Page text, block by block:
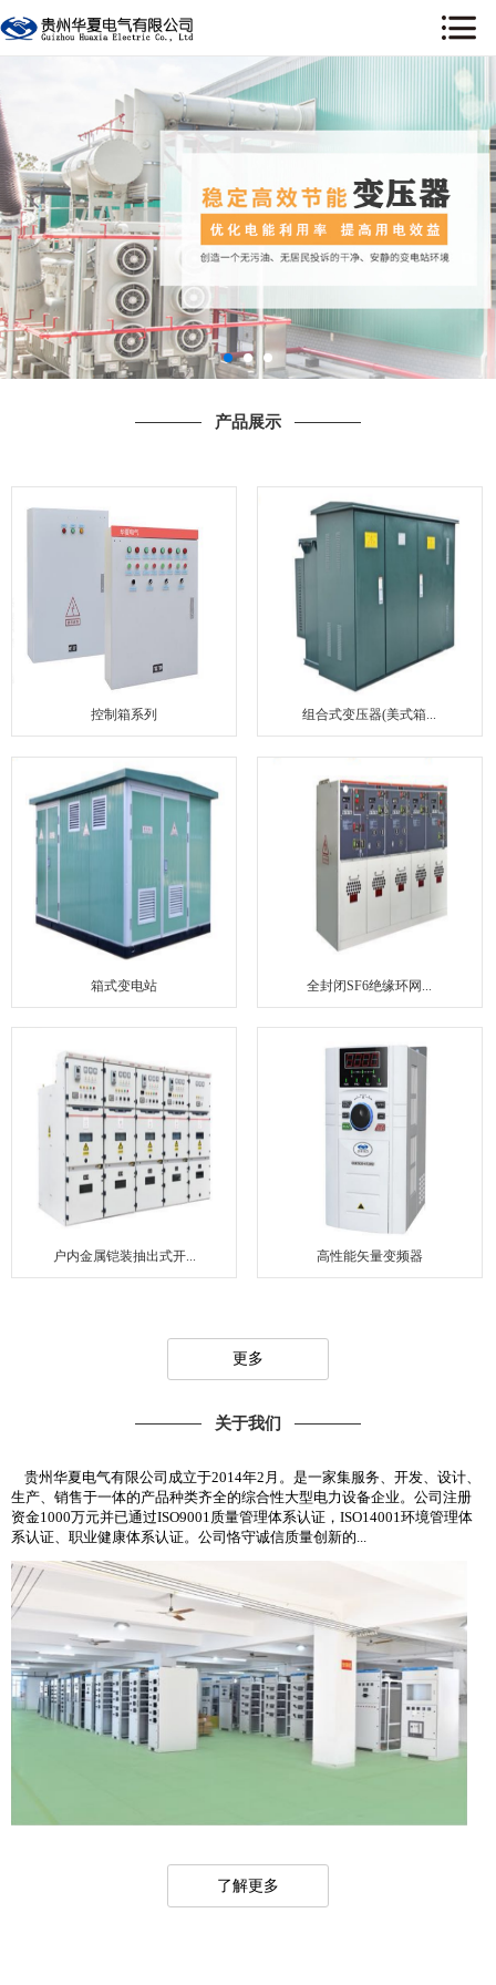
产品展示
控制箱系列 组合式变压器(美式箱...
箱式变电站 全封闭SF6绝缘环网...
户内金属铠装抽出式开... 高性能矢量变频器
更多
关于我们
贵州华夏电气有限公司成立于2014年2月。是一家集服务、开发、设计、
生产、销售于一体的产品种类齐全的综合性大型电力设备企业。公司注册
资金1000万元并已通过ISO9001质量管理体系认证，ISO14001环境管理体
系认证、职业健康体系认证。公司恪守诚信质量创新的...
了解更多
关于我们
新闻资讯
产品展示
工程案例
荣誉资质
联系我们